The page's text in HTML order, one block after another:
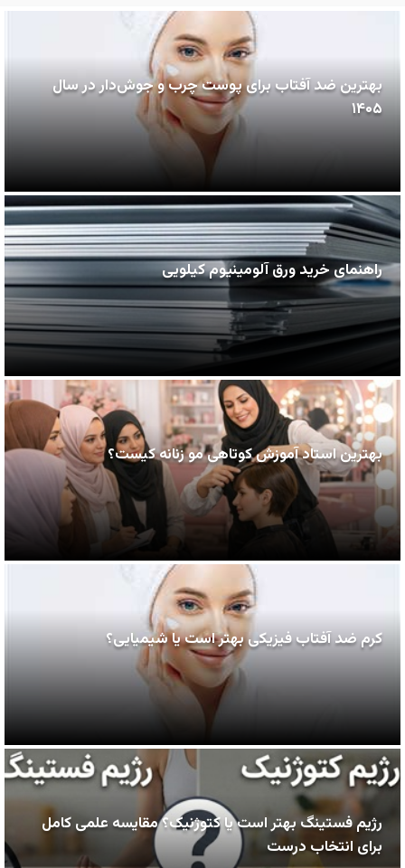
بهترین ضد آفتاب برای پوست چرب و جوش‌دار در سال
۱۴۰۵
راهنمای خرید ورق آلومینیوم کیلویی
بهترین استاد آموزش کوتاهی مو زنانه کیست؟
کرم ضد آفتاب فیزیکی بهتر است یا شیمیایی؟
رژیم فستینگ بهتر است یا کتوژنیک؟ مقایسه علمی کامل
برای انتخاب درست